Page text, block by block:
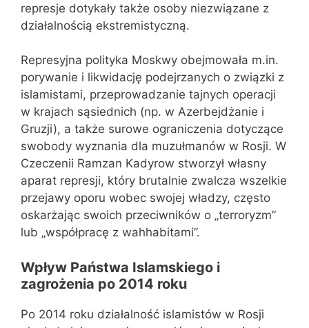
represje dotykały także osoby niezwiązane z
działalnością ekstremistyczną.
Represyjna polityka Moskwy obejmowała m.in.
porywanie i likwidację podejrzanych o związki z
islamistami, przeprowadzanie tajnych operacji
w krajach sąsiednich (np. w Azerbejdżanie i
Gruzji), a także surowe ograniczenia dotyczące
swobody wyznania dla muzułmanów w Rosji. W
Czeczenii Ramzan Kadyrow stworzył własny
aparat represji, który brutalnie zwalcza wszelkie
przejawy oporu wobec swojej władzy, często
oskarżając swoich przeciwników o „terroryzm”
lub „współpracę z wahhabitami”.
Wpływ Państwa Islamskiego i
zagrożenia po 2014 roku
Po 2014 roku działalność islamistów w Rosji